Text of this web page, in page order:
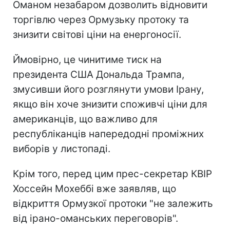
Оманом незабаром дозволить відновити
торгівлю через Ормузьку протоку та
знизити світові ціни на енергоносії.
Ймовірно, це чинитиме тиск на
президента США Дональда Трампа,
змусивши його розглянути умови Ірану,
якщо він хоче знизити споживчі ціни для
американців, що важливо для
республіканців напередодні проміжних
виборів у листопаді.
Крім того, перед цим прес-секретар КВІР
Хоссейн Мохеббі вже заявляв, що
відкриття Ормузкої протоки "не залежить
від ірано-оманських переговорів".